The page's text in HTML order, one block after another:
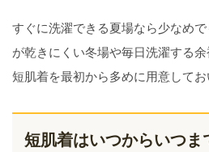
すぐに洗濯できる夏場なら少なめ
が乾きにくい冬場や毎日洗濯する余
短肌着を最初から多めに用意してお
短肌着はいつからいつま